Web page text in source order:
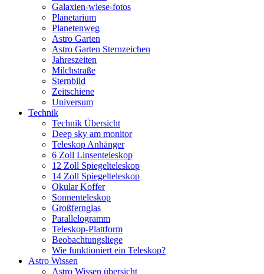
Galaxien-wiese-fotos
Planetarium
Planetenweg
Astro Garten
Astro Garten Sternzeichen
Jahreszeiten
Milchstraße
Sternbild
Zeitschiene
Universum
Technik
Technik Übersicht
Deep sky am monitor
Teleskop Anhänger
6 Zoll Linsenteleskop
12 Zoll Spiegelteleskop
14 Zoll Spiegelteleskop
Okular Koffer
Sonnenteleskop
Großfernglas
Parallelogramm
Teleskop-Plattform
Beobachtungsliege
Wie funktioniert ein Teleskop?
Astro Wissen
Astro Wissen übersicht